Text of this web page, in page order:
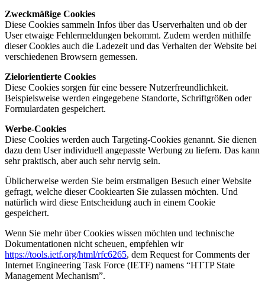
Zweckmäßige Cookies
Diese Cookies sammeln Infos über das Userverhalten und ob der
User etwaige Fehlermeldungen bekommt. Zudem werden mithilfe
dieser Cookies auch die Ladezeit und das Verhalten der Website bei
verschiedenen Browsern gemessen.
Zielorientierte Cookies
Diese Cookies sorgen für eine bessere Nutzerfreundlichkeit.
Beispielsweise werden eingegebene Standorte, Schriftgrößen oder
Formulardaten gespeichert.
Werbe-Cookies
Diese Cookies werden auch Targeting-Cookies genannt. Sie dienen
dazu dem User individuell angepasste Werbung zu liefern. Das kann
sehr praktisch, aber auch sehr nervig sein.
Üblicherweise werden Sie beim erstmaligen Besuch einer Website
gefragt, welche dieser Cookiearten Sie zulassen möchten. Und
natürlich wird diese Entscheidung auch in einem Cookie
gespeichert.
Wenn Sie mehr über Cookies wissen möchten und technische
Dokumentationen nicht scheuen, empfehlen wir
https://tools.ietf.org/html/rfc6265, dem Request for Comments der
Internet Engineering Task Force (IETF) namens “HTTP State
Management Mechanism”.